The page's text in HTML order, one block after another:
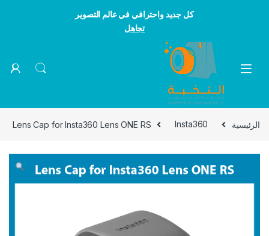
كل جديد واحترافي في عالم التصوير
تجاهل
الرئيسية Insta360
Lens Cap for Insta360 Lens ONE RS